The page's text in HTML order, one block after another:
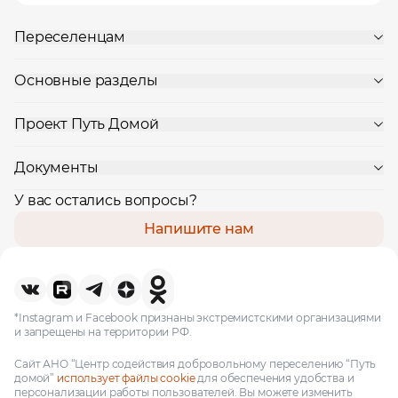
Переселенцам
Основные разделы
Проект Путь Домой
Документы
У вас остались вопросы?
Напишите нам
*Instagram и Facebook признаны экстремистскими организациями
и запрещены на территории РФ.
Сайт АНО “Центр содействия добровольному переселению “Путь
домой” использует файлы cookieдля обеспечения удобства и
персонализации работы пользователей. Вы можете изменить